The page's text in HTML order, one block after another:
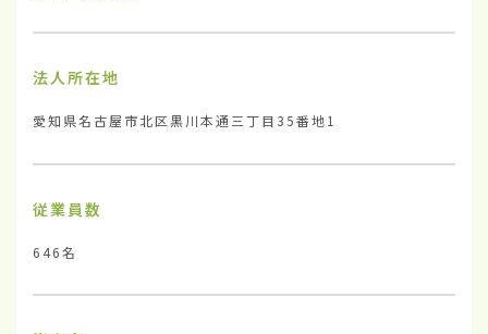
法人所在地
愛知県名古屋市北区黒川本通三丁目35番地1
従業員数
646名